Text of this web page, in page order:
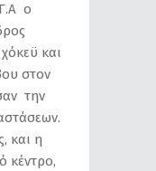
ο
και
στον
την
και η
κέντρο,